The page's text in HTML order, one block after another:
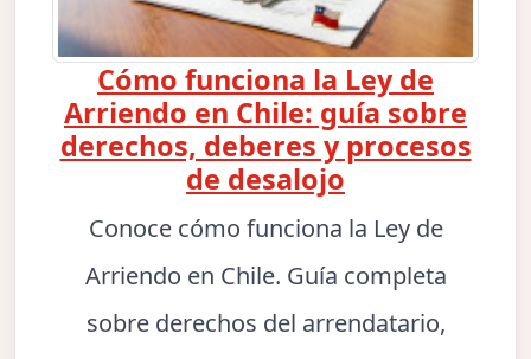
Cómo funciona la Ley de
Arriendo en Chile: guía sobre
derechos, deberes y procesos
de desalojo
Conoce cómo funciona la Ley de
Arriendo en Chile. Guía completa
sobre derechos del arrendatario,